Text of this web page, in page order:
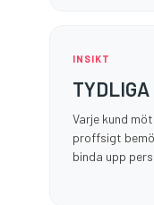
INSIKT
TYDLIGA
Varje kund
proffsigt
binda upp